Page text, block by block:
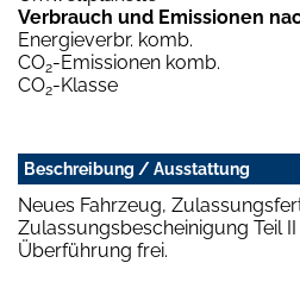
Verbrauch und Emissionen
Energieverbr. komb.
CO2-Emissionen komb.
CO2-Klasse
Beschreibung / Ausstattung
Neues Fahrzeug,
Zulassungsbescheinigung Teil
Überführung frei.